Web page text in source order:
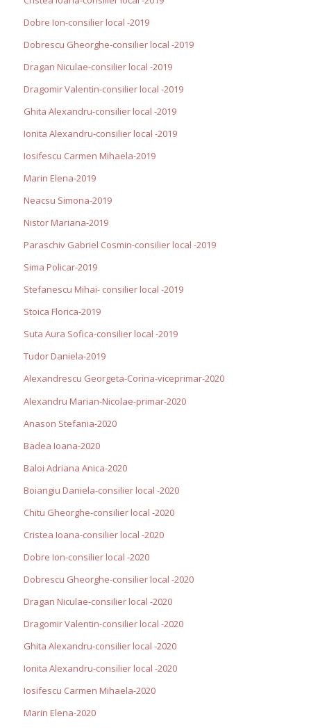
Dobre Ion-consilier local -2019
Dobrescu Gheorghe-consilier local -2019
Dragan Niculae-consilier local -2019
Dragomir Valentin-consilier local -2019
Ghita Alexandru-consilier local -2019
Ionita Alexandru-consilier local -2019
Iosifescu Carmen Mihaela-2019
Marin Elena-2019
Neacsu Simona-2019
Nistor Mariana-2019
Paraschiv Gabriel Cosmin-consilier local -2019
Sima Policar-2019
Stefanescu Mihai- consilier local -2019
Stoica Florica-2019
Suta Aura Sofica-consilier local -2019
Tudor Daniela-2019
Alexandrescu Georgeta-Corina-viceprimar-2020
Alexandru Marian-Nicolae-primar-2020
Anason Stefania-2020
Badea Ioana-2020
Baloi Adriana Anica-2020
Boiangiu Daniela-consilier local -2020
Chitu Gheorghe-consilier local -2020
Cristea Ioana-consilier local -2020
Dobre Ion-consilier local -2020
Dobrescu Gheorghe-consilier local -2020
Dragan Niculae-consilier local -2020
Dragomir Valentin-consilier local -2020
Ghita Alexandru-consilier local -2020
Ionita Alexandru-consilier local -2020
Iosifescu Carmen Mihaela-2020
Marin Elena-2020